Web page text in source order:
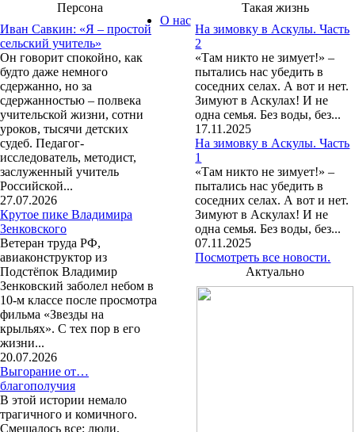
Персона
Иван Савкин: «Я – простой
сельский учитель»
Он говорит спокойно, как
будто даже немного
сдержанно, но за
сдержанностью – полвека
учительской жизни, сотни
уроков, тысячи детских
судеб. Педагог-
исследователь, методист,
заслуженный учитель
Российской...
27.07.2026
Крутое пике Владимира
Зенковского
Ветеран труда РФ,
авиаконструктор из
Подстёпок Владимир
Зенковский заболел небом в
10-м классе после просмотра
фильма «Звезды на
крыльях». С тех пор в его
жизни...
20.07.2026
Выгорание от…
благополучия
В этой истории немало
трагичного и комичного.
Смешалось все: люди,
Такая жизнь
На зимовку в Аскулы. Часть
2
«Там никто не зимует!» –
пытались нас убедить в
соседних селах. А вот и нет.
Зимуют в Аскулах! И не
одна семья. Без воды, без...
17.11.2025
На зимовку в Аскулы. Часть
1
«Там никто не зимует!» –
пытались нас убедить в
соседних селах. А вот и нет.
Зимуют в Аскулах! И не
одна семья. Без воды, без...
07.11.2025
Посмотреть все новости.
Актуально
О нас